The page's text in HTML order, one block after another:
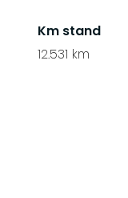
Km stand
12.531 km